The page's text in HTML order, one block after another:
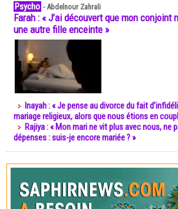
Psycho -Abdelnour Zahrali
Farah : « J’ai découvert que mon conjoint
une autre fille enceinte »
Inayah : « Je pense au divorce du fait
mariage religieux, alors que nous étions en
Rajiya : « Mon mari ne vit plus avec nous, ne
dépenses : suis-je encore mariée ? »